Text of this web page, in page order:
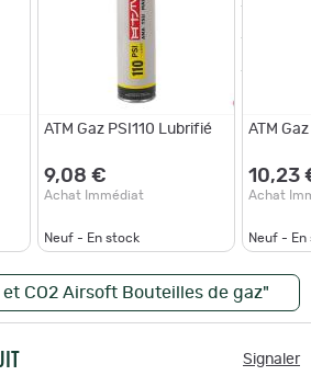
ATM Gaz PSI110 Lubrifié
9,08 €
Achat Immédiat
Neuf - En stock
ATM
10,23
Achat
Neuf - En
et CO2 Airsoft Bouteilles de gaz"
Signaler